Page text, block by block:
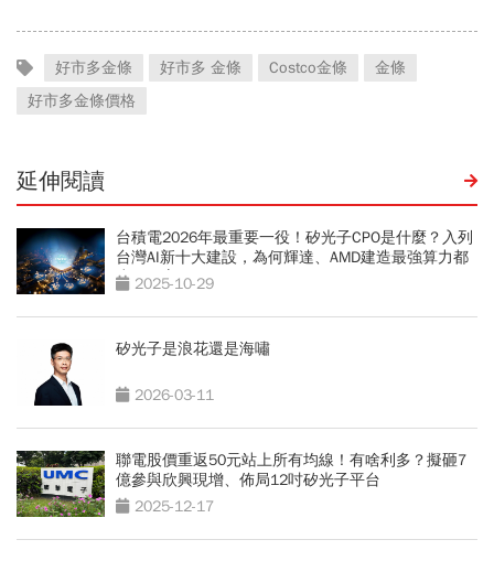
好市多金條 好市多 金條 Costco金條
金條
好市多金條價格
延伸閱讀
台積電2026年最重要一役！矽光子CPO是什麼？入列
台灣AI新十大建設，為何輝達、AMD建造最強算力都
少不了它？
2025-10-29
矽光子是浪花還是海嘯
2026-03-11
聯電股價重返50元站上所有均線！有啥利多？擬砸7
億參與欣興現增、佈局12吋矽光子平台
2025-12-17